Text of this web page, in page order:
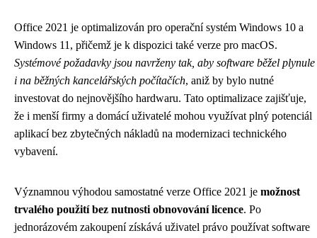
Office 2021 je optimalizován pro operační systém Windows 10 a
Windows 11, přičemž je k dispozici také verze pro macOS.
Systémové požadavky jsou navrženy tak, aby software běžel plynule
i na běžných kancelářských počítačích, aniž by bylo nutné
investovat do nejnovějšího hardwaru. Tato optimalizace zajišťuje,
že i menší firmy a domácí uživatelé mohou využívat plný potenciál
aplikací bez zbytečných nákladů na modernizaci technického
vybavení.
Významnou výhodou samostatné verze Office 2021 je možnost
trvalého použití bez nutnosti obnovování licence. Po
jednorázovém zakoupení získává uživatel právo používat software